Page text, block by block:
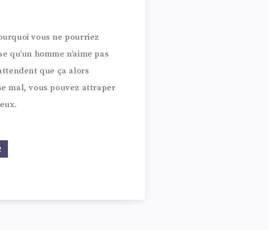
vous ne pourriez
qu’un homme n’aime pas
que ça alors
mal, vous pouvez attraper